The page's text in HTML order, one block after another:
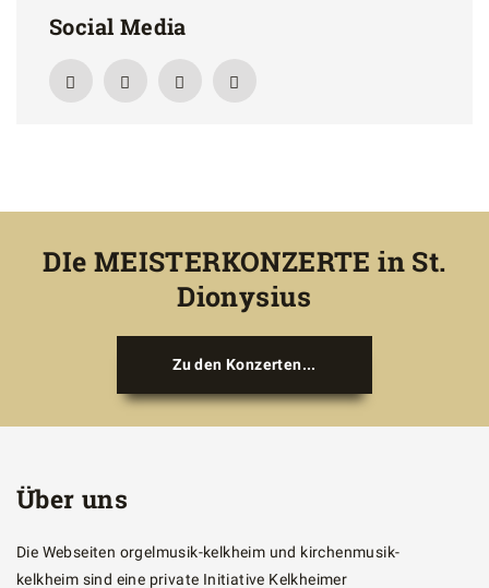
Social Media
DIe MEISTERKONZERTE in St.
Dionysius
Zu den Konzerten...
Über uns
Die Webseiten orgelmusik-kelkheim und kirchenmusik-
kelkheim sind eine private Initiative Kelkheimer